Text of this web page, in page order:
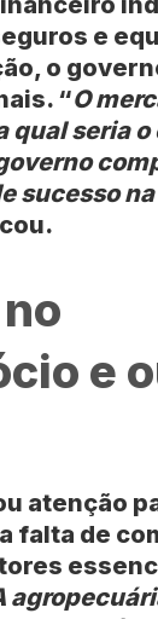
e
o
“O
qual seria
sucesso
e
atenção
falta de